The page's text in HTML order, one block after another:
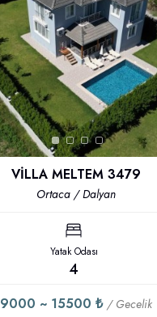
VİLLA MELTEM 3479
Ortaca / Dalyan
Yatak Odası
4
9000 ~ 15500 ₺ / Gecelik